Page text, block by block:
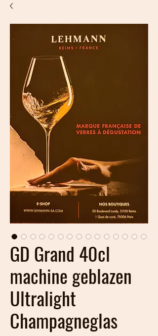
GD Grand 40cl
machine geblazen
Ultralight
Champagneglas